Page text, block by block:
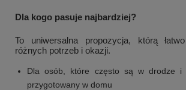
Dla kogo pasuje najbardziej?
To uniwersalna propozycja, którą
różnych potrzeb i okazji.
Dla osób, które często są w drodze i
przygotowany w domu